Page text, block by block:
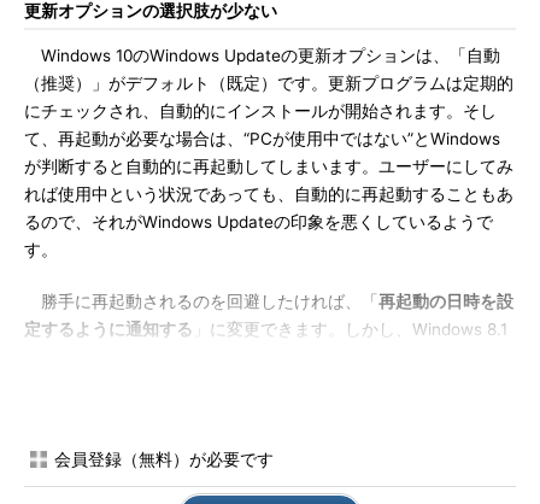
更新オプションの選択肢が少ない
Windows 10のWindows Updateの更新オプションは、「自動
（推奨）」がデフォルト（既定）です。更新プログラムは定期的
にチェックされ、自動的にインストールが開始されます。そし
て、再起動が必要な場合は、“PCが使用中ではない”とWindows
が判断すると自動的に再起動してしまいます。ユーザーにしてみ
れば使用中という状況であっても、自動的に再起動することもあ
るので、それがWindows Updateの印象を悪くしているようで
す。
勝手に再起動されるのを回避したければ、「 再起動の日時を設
定するように通知する 」に変更できます。しかし、Windows 8.1
トールしたりするという選択ができました（
会員登録（無料）が必要です